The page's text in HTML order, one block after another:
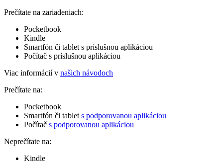
Prečítate na zariadeniach:
Pocketbook
Kindle
Smartfón či tablet s príslušnou aplikáciou
Počítač s príslušnou aplikáciou
Viac informácií v našich návodoch
Prečítate na:
Pocketbook
Smartfón či tablet s podporovanou aplikáciou
Počítač s podporovanou aplikáciou
Neprečítate na:
Kindle